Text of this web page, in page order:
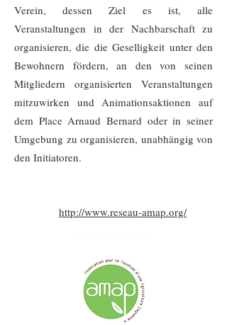
Verein, dessen Ziel es ist, alle
Veranstaltungen in der Nachbarschaft zu
organisieren, die die Geselligkeit unter den
Bewohnern fördern, an den von seinen
Mitgliedern organisierten Veranstaltungen
mitzuwirken und Animationsaktionen auf
dem Place Arnaud Bernard oder in seiner
Umgebung zu organisieren, unabhängig von
den Initiatoren.
http://www.reseau-amap.org/